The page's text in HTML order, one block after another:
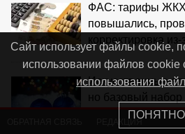
ФАС: тарифы ЖКХ
повышались,
корректировка
Искусственные
но базовый
остается
Сайт использует файлы cookie,
использовании файлов cookie
использования
ПОНЯТНО